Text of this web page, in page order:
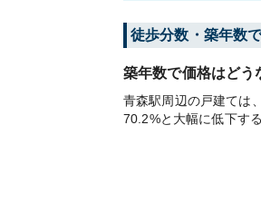
徒歩分数・築年数
築年数で価格はどう
青森駅周辺の戸建ては
70.2%と大幅に低下す